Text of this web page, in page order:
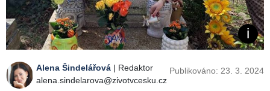
Alena Šindelářová | Redaktor
alena.sindelarova@zivotvcesku.cz
Publikováno: 23. 3. 2024